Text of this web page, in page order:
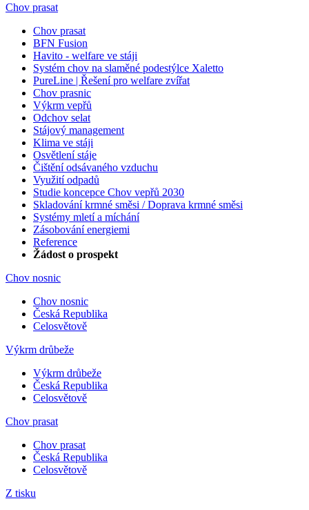
Chov prasat
Chov prasat
BFN Fusion
Havito - welfare ve stáji
Systém chov na slaměné podestýlce Xaletto
PureLine | Řešení pro welfare zvířat
Chov prasnic
Výkrm vepřů
Odchov selat
Stájový management
Klima ve stáji
Osvětlení stáje
Čištění odsávaného vzduchu
Využití odpadů
Studie koncepce Chov vepřů 2030
Skladování krmné směsi / Doprava krmné směsi
Systémy mletí a míchání
Zásobování energiemi
Reference
Žádost o prospekt
Chov nosnic
Chov nosnic
Česká Republika
Celosvětově
Výkrm drůbeže
Výkrm drůbeže
Česká Republika
Celosvětově
Chov prasat
Chov prasat
Česká Republika
Celosvětově
Z tisku